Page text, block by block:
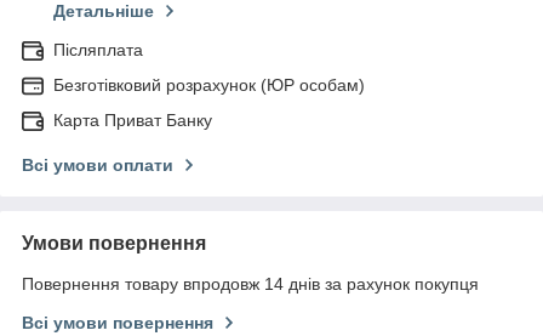
Детальніше
Післяплата
Безготівковий розрахунок (ЮР особам)
Карта Приват Банку
Всі умови оплати
Умови повернення
Повернення товару впродовж 14 днів за рахунок покупця
Всі умови повернення